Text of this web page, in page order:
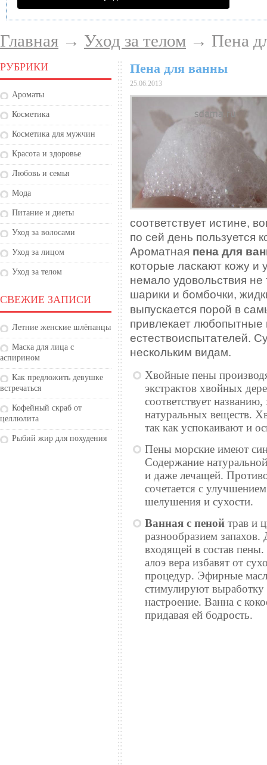
Главная → Уход за телом → Пена
РУБРИКИ
Ароматы
Косметика
Косметика для мужчин
Красота и здоровье
Любовь и семья
Мода
Питание и диеты
Уход за волосами
Уход за лицом
Уход за телом
СВЕЖИЕ ЗАПИСИ
Летние женские шлёпанцы
Маска для лица с
аспирином
Как предложить девушке
встречаться
Кофейный скраб от
целлюлита
Рыбий жир для похудения
Пена для ванны
25.06.2013
соответствует истине,
по сей день пользуется
Ароматная пена для
которые ласкают кожу и
немало удовольствия
шарики и бомбочки,
выпускается порой в
привлекает любопытные
естествоиспытателей.
нескольким видам.
Хвойные пены
экстрактов хвойных
соответствует
натуральных веществ.
так как успокаивают и
Пены морские имеют
Содержание
и даже лечащей.
сочетается с
шелушения и сухости.
Ванная с пеной трав и
разнообразием запахов.
входящей в состав
алоэ вера избавят от
процедур. Эфирные
стимулируют
настроение. Ванна с
придавая ей бодрость.